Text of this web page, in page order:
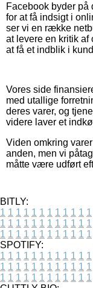
Facebook byder
for at få indsigt i
ser vi en række
at levere en kritik af
at få et indblik i
Vores side
med utallige
deres varer, og
videre laver et
Viden omkring
anden, men vi
måtte være udført
BITLY:
1 1 1 1 1 1 1 1 1 1 1 1
1 1 1 1 1 1 1 1 1 1 1 1
1 1 1 1 1 1 1 1 1 1 1 1
SPOTIFY:
1 1 1 1 1 1 1 1 1 1 1 1
1 1 1 1 1 1 1 1 1 1 1 1
1 1 1 1 1 1 1 1 1 1 1 1